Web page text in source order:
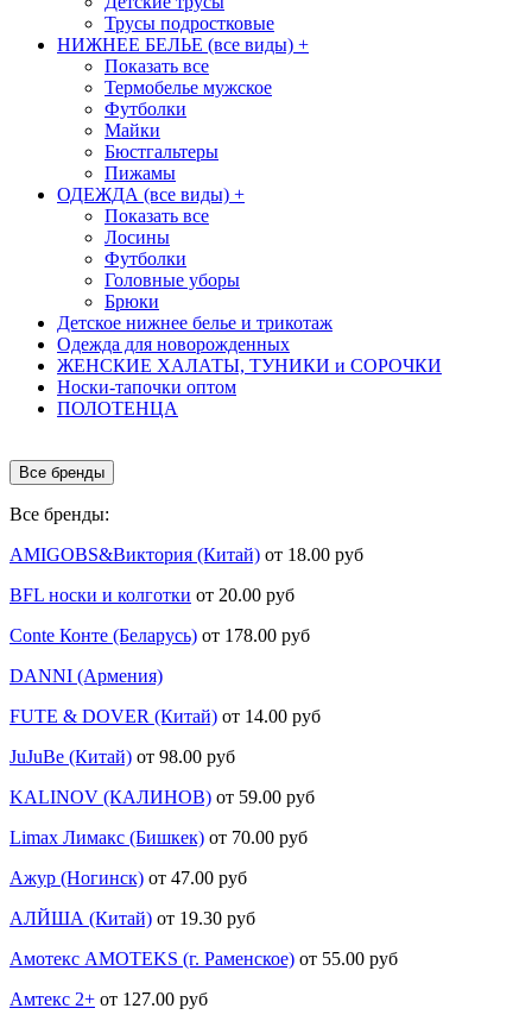
Трусы подростковые
НИЖНЕЕ БЕЛЬЕ (все виды) +
Показать все
Термобелье мужское
Футболки
Майки
Бюстгальтеры
Пижамы
ОДЕЖДА (все виды) +
Показать все
Лосины
Футболки
Головные уборы
Брюки
Детское нижнее белье и трикотаж
Одежда для новорожденных
ЖЕНСКИЕ ХАЛАТЫ, ТУНИКИ и СОРОЧКИ
Носки-тапочки оптом
ПОЛОТЕНЦА
Все бренды
Все бренды:
AMIGOBS&Виктория (Китай) от 18.00 руб
BFL носки и колготки от 20.00 руб
Conte Конте (Беларусь) от 178.00 руб
DANNI (Армения)
FUTE & DOVER (Китай) от 14.00 руб
JuJuBe (Китай) от 98.00 руб
KALINOV (КАЛИНОВ) от 59.00 руб
Limax Лимакс (Бишкек) от 70.00 руб
Ажур (Ногинск) от 47.00 руб
АЛЙША (Китай) от 19.30 руб
Амотекс AMOTEKS (г. Раменское) от 55.00 руб
Амтекс 2+ от 127.00 руб